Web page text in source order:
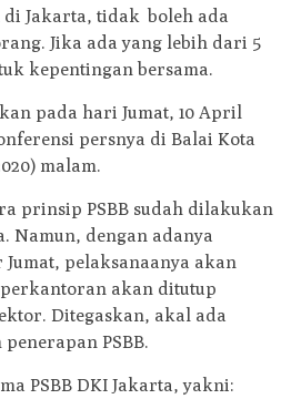
Jakarta, tidak boleh ada
Jika ada yang lebih dari 5
kepentingan bersama.
pada hari Jumat, 10 April
persnya di Balai Kota
malam.
prinsip PSBB sudah dilakukan
Namun, dengan adanya
pelaksanaanya akan
perkantoran akan ditutup
Ditegaskan, akal ada
PSBB.
PSBB DKI Jakarta, yakni: